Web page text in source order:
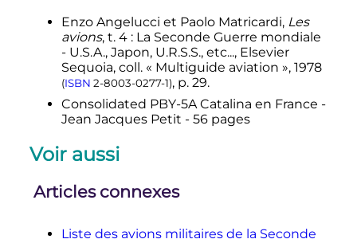
EAN978-1-854-35250-7,OCLC 52037796).
↑(es) Nacho Brunt,
1955
bombardeo en plaza de mayo », sur
nocturnar.com 17 juin 2008
(consulté
15 novembre 2016
↑De nombreux détails à ce sujet
sont fournis dans l'
Histoire de la 28F
- Indochine
1 2« FILM OF PERTH-CEYLON AIR
flights across the Indian Ocean from
told in a documentary film of the
Enzo Angelucci et Paolo Matricardi, Les
avions, t.4 : La Seconde Guerre mondiale
- U.S.A., Japon, U.R.S.S., etc..., Elsevier
Sequoia, coll.« Multiguide aviation », 1978
(ISBN 2-8003-0277-1), p.29.
Consolidated PBY-5A Catalina en France -
Jean Jacques Petit - 56 pages
Voir aussi
Articles connexes
Liste des avions militaires de la Seconde